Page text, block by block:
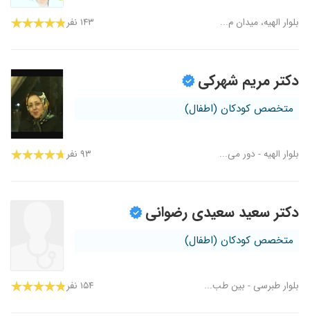
بلوار الهیه، میدان م... ۱۴۳ نفر
دکتر مریم شهرکی
متخصص کودکان (اطفال)
بلوار الهیه - دور می... ۹۳ نفر
دکتر سعید سعیدی رضوانی
متخصص کودکان (اطفال)
بلوار طبرسی - بین طب... ۱۵۴ نفر